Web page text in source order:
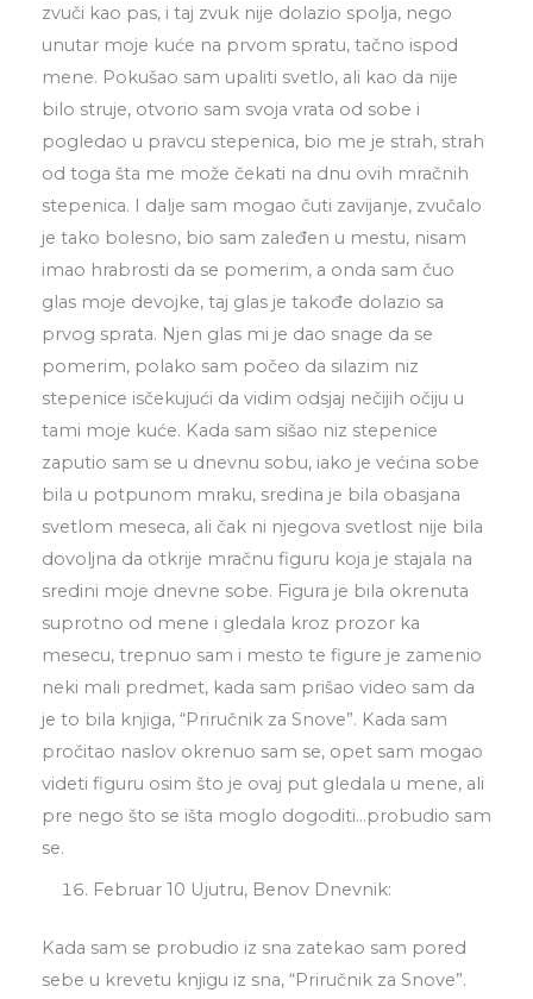
zvuči kao pas, i taj zvuk nije dolazio spolja, nego
unutar moje kuće na prvom spratu, tačno ispod
mene. Pokušao sam upaliti svetlo, ali kao da nije
bilo struje, otvorio sam svoja vrata od sobe i
pogledao u pravcu stepenica, bio me je strah, strah
od toga šta me može čekati na dnu ovih mračnih
stepenica. I dalje sam mogao čuti zavijanje, zvučalo
je tako bolesno, bio sam zaleđen u mestu, nisam
imao hrabrosti da se pomerim, a onda sam čuo
glas moje devojke, taj glas je takođe dolazio sa
prvog sprata. Njen glas mi je dao snage da se
pomerim, polako sam počeo da silazim niz
stepenice isčekujući da vidim odsjaj nečijih očiju u
tami moje kuće. Kada sam sišao niz stepenice
zaputio sam se u dnevnu sobu, iako je većina sobe
bila u potpunom mraku, sredina je bila obasjana
svetlom meseca, ali čak ni njegova svetlost nije bila
dovoljna da otkrije mračnu figuru koja je stajala na
sredini moje dnevne sobe. Figura je bila okrenuta
suprotno od mene i gledala kroz prozor ka
mesecu, trepnuo sam i mesto te figure je zamenio
neki mali predmet, kada sam prišao video sam da
je to bila knjiga, “Priručnik za Snove”. Kada sam
pročitao naslov okrenuo sam se, opet sam mogao
videti figuru osim što je ovaj put gledala u mene, ali
pre nego što se išta moglo dogoditi…probudio sam
se.
Februar 10 Ujutru, Benov Dnevnik:
Kada sam se probudio iz sna zatekao sam pored
sebe u krevetu knjigu iz sna, “Priručnik za Snove”.